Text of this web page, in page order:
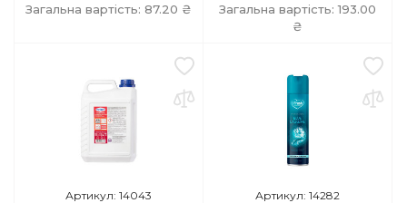
Загальна вартість: 87.20 ₴ Загальна вартість:193.00
₴
Артикул: 14043
Артикул: 14282